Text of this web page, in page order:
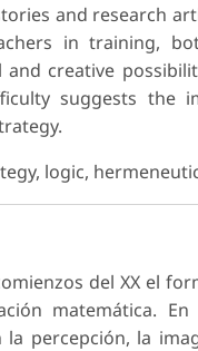
and research
in training,
creative
suggests
logic,
del XX el
matemática.
la percepción, la